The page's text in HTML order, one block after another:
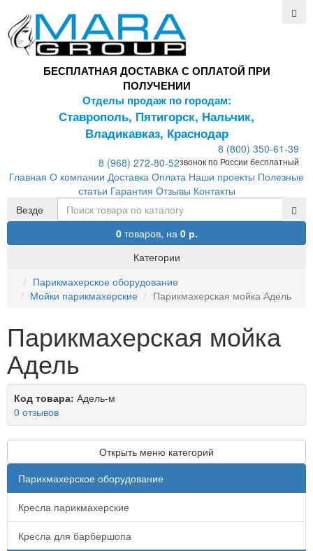
БЕСПЛАТНАЯ ДОСТАВКА С ОПЛАТОЙ ПРИ
ПОЛУЧЕНИИ
Отделы продаж по городам:
Ставрополь, Пятигорск, Нальчик,
Владикавказ, Краснодар
8 (800) 350-61-39
звонок по России бесплатный
8 (968) 272-80-52
Главная О компании Доставка Оплата Наши проекты Полезные
статьи Гарантия Отзывы Контакты
Везде
0товаров, на 0 р.
Категории
Парикмахерское оборудование
Мойки парикмахерские
Парикмахерская мойка Адель
Парикмахерская мойка
Адель
Код товара: Адель-м
0 отзывов
Открыть меню категорий
Парикмахерское оборудование
Кресла парикмахерские
Кресла для барбершопа